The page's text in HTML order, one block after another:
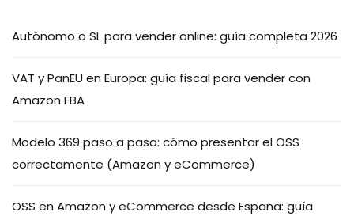
Autónomo o SL para vender online: guía completa 2026
VAT y PanEU en Europa: guía fiscal para vender con
Amazon FBA
Modelo 369 paso a paso: cómo presentar el OSS
correctamente (Amazon y eCommerce)
OSS en Amazon y eCommerce desde España: guía